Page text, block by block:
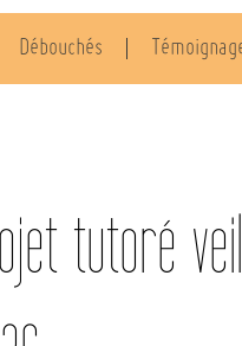
Débouchés
tutoré